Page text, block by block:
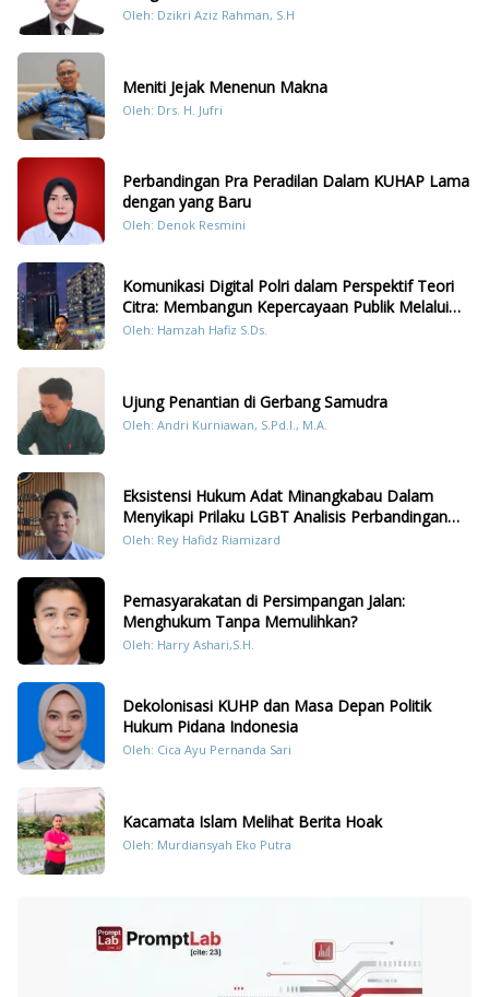
Oleh: Dzikri Aziz Rahman, S.H
Meniti Jejak Menenun Makna
Oleh: Drs. H. Jufri
Perbandingan Pra Peradilan Dalam KUHAP Lama
dengan yang Baru
Oleh: Denok Resmini
Komunikasi Digital Polri dalam Perspektif Teori
Citra: Membangun Kepercayaan Publik Melalui
Konten Humanis Kesiapsiagaan Bencana di
Oleh: Hamzah Hafiz S.Ds.
Ujung Penantian di Gerbang Samudra
Oleh: Andri Kurniawan, S.Pd.I., M.A.
Eksistensi Hukum Adat Minangkabau Dalam
Menyikapi Prilaku LGBT Analisis Perbandingan
Dengan Hukum Pidana
Oleh: Rey Hafidz Riamizard
Pemasyarakatan di Persimpangan Jalan:
Menghukum Tanpa Memulihkan?
Oleh: Harry Ashari,S.H.
Dekolonisasi KUHP dan Masa Depan Politik
Hukum Pidana Indonesia
Oleh: Cica Ayu Pernanda Sari
Kacamata Islam Melihat Berita Hoak
Oleh: Murdiansyah Eko Putra